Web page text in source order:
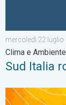
mercoledì 22 luglio
Clima e Ambiente
Sud Italia
Primi segnali di